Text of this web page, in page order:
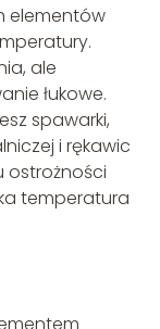
elementów
ale
łukowe.
spawarki,
i rękawic
ostrożności
temperatura